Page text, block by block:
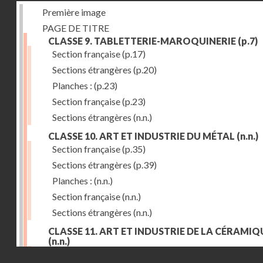
Première image
PAGE DE TITRE
CLASSE 9. TABLETTERIE-MAROQUINERIE (p.7)
Section française(p.17)
Sections étrangères (p.20)
Planches : (p.23)
Section française(p.23)
Sections étrangères (n.n.)
CLASSE 10. ART ET INDUSTRIE DU MÉTAL (n.n.)
Section française(p.35)
Sections étrangères (p.39)
Planches : (n.n.)
Section française(n.n.)
Sections étrangères (n.n.)
CLASSE 11. ART ET INDUSTRIE DE LA
(n.n.)